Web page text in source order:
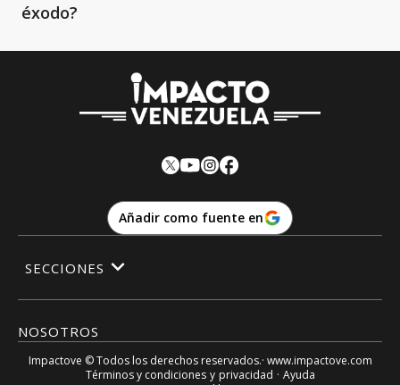
éxodo?
Añadir como fuente en
NOSOTROS
SECCIONES
Impactove © Todos los derechos reservados.· www.impactove.com
Términos y condiciones y privacidad · Ayuda